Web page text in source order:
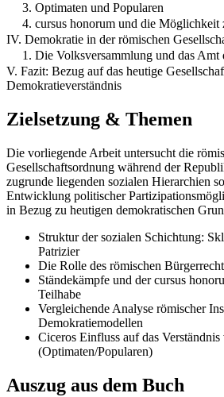
3. Optimaten und Popularen
4. cursus honorum und die Möglichkeit
IV. Demokratie in der römischen
1. Die Volksversammlung und das Amt
V. Fazit: Bezug auf das heutige
Demokratieverständnis
Zielsetzung & Themen
Die vorliegende Arbeit untersucht die
Gesellschaftsordnung während der
zugrunde liegenden sozialen Hierarchien
Entwicklung politischer
in Bezug zu heutigen demokratischen
Struktur der sozialen Schichtung:
Patrizier
Die Rolle des römischen
Ständekämpfe und der cursus
Teilhabe
Vergleichende Analyse römischer
Demokratiemodellen
Ciceros Einfluss auf das
(Optimaten/Popularen)
Auszug aus dem Buch